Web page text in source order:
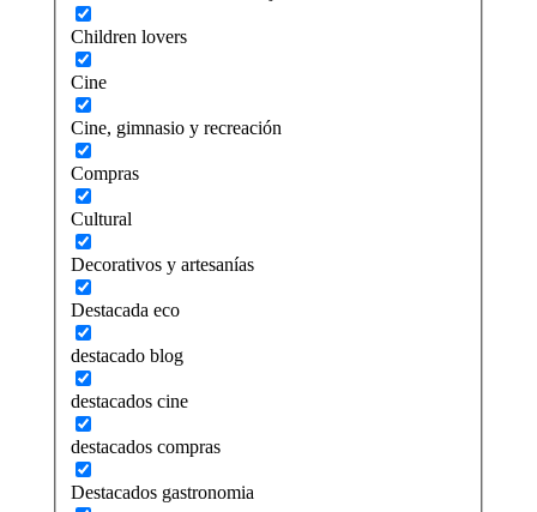
Children lovers
Cine
Cine, gimnasio y recreación
Compras
Cultural
Decorativos y artesanías
Destacada eco
destacado blog
destacados cine
destacados compras
Destacados gastronomia